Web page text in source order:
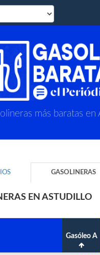
más baratas en
GASOLINERAS
EN ASTUDILLO
Gasóleo A